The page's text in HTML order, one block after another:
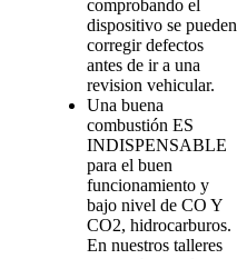
comprobando el
dispositivo se pueden
corregir defectos
antes de ir a una
revision vehicular.
Una buena
combustión ES
INDISPENSABLE
para el buen
funcionamiento y
bajo nivel de CO Y
CO2, hidrocarburos.
En nuestros talleres